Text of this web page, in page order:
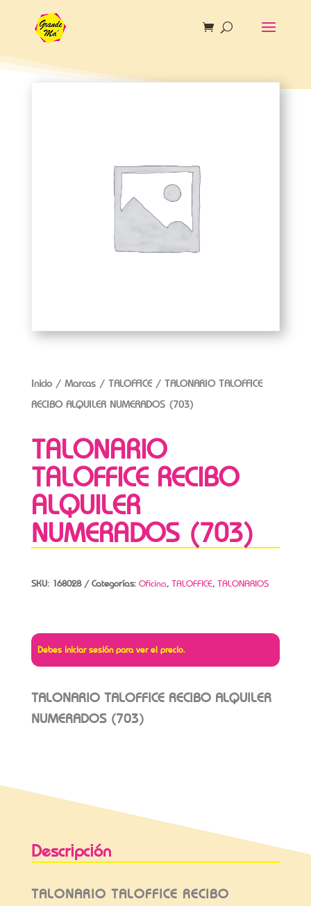
Inicio/ Marcas/ TALOFFICE/ TALONARIO TALOFFICE
RECIBO ALQUILER NUMERADOS (703)
TALONARIO
TALOFFICE RECIBO
ALQUILER
NUMERADOS (703)
SKU: 168028 Categorías: Oficina, TALOFFICE, TALONARIOS
Debes iniciar sesión para ver el precio.
TALONARIO TALOFFICE RECIBO ALQUILER
NUMERADOS (703)
Descripción
TALONARIO TALOFFICE RECIBO